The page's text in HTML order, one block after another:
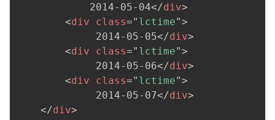
            2014-05-04
</div>
<div class=" lctime">
             2014-05-05
</div>
<div class=" lctime">
             2014-05-06
</div>
<div class=" lctime">
             2014-05-07
</div>
</div>